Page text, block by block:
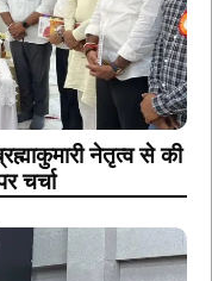
नेतृत्व से की
चर्चा